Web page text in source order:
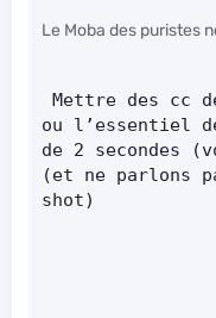
Le Moba des puristes
ou l’essentiel
de 2 secondes
(et ne parlons
shot)